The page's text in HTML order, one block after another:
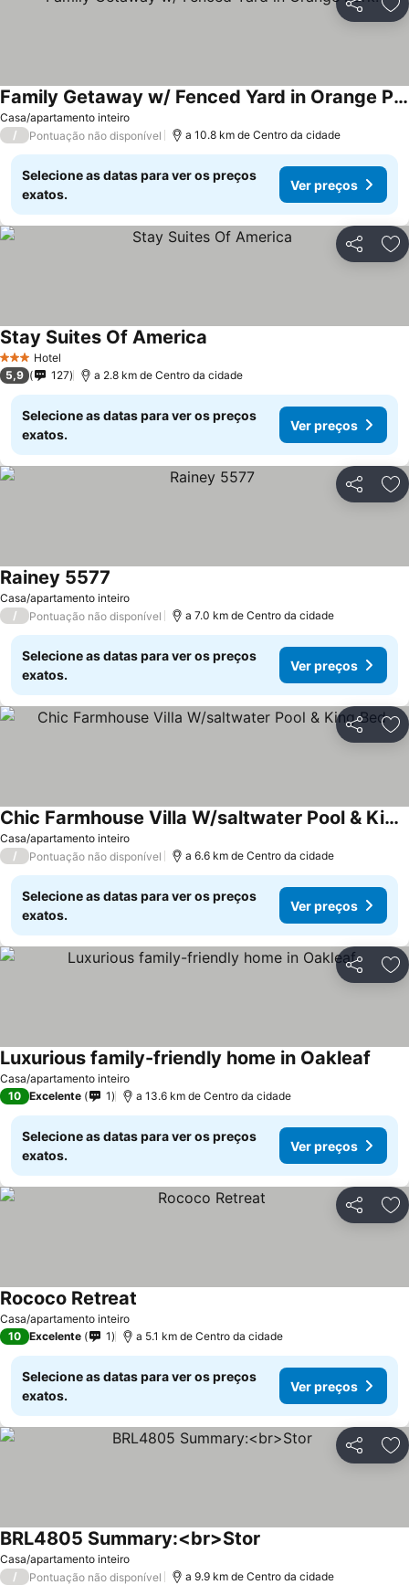
Partilhar
Casa/apartamento inteiro
Family Getaway w/ Fenced Yard in Orange Park!
Ver preços
/ Pontuação não disponível a 10.8 km de Centro da cidade
Selecione as datas para ver os preços
exatos.
Ver preços
Partilhar
3 EstrelasHotel
Stay Suites Of America
5,9 127 a 2.8 km de Centro da cidade
Selecione as datas para ver os preços
exatos.
Ver preços
Partilhar
Casa/apartamento inteiro
Rainey 5577
/ Pontuação não disponível a 7.0 km de Centro da cidade
Selecione as datas para ver os preços
exatos.
Ver preços
Partilhar
Casa/apartamento inteiro
Chic Farmhouse Villa W/saltwater Pool & King Bed
Ver preços
/ Pontuação não disponível a 6.6 km de Centro da cidade
Selecione as datas para ver os preços
exatos.
Ver preços
Partilhar
Casa/apartamento inteiro
Luxurious family-friendly home in Oakleaf
10 Excelente 1 a 13.6 km de Centro da cidade
Selecione as datas para ver os preços
exatos.
Ver preços
Partilhar
Casa/apartamento inteiro
Rococo Retreat
10 Excelente 1 a 5.1 km de Centro da cidade
Selecione as datas para ver os preços
exatos.
Ver preços
Partilhar
Casa/apartamento inteiro
BRL4805 Summary:<br>Stor
/ Pontuação não disponível a 9.9 km de Centro da cidade